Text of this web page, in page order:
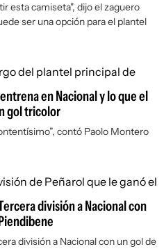
esta camiseta", dijo el zaguero
ser una opción para el plantel
en Nacional y lo que el
gol tricolor
contó Paolo Montero
división a Nacional con
división a Nacional con un gol de